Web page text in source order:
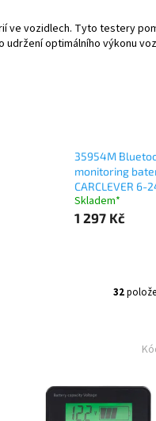
ve vozidlech. Tyto testery
optimálního výkonu
35954M
monitoring
CARCLEVER 6-
Skladem*
1 297 Kč
32